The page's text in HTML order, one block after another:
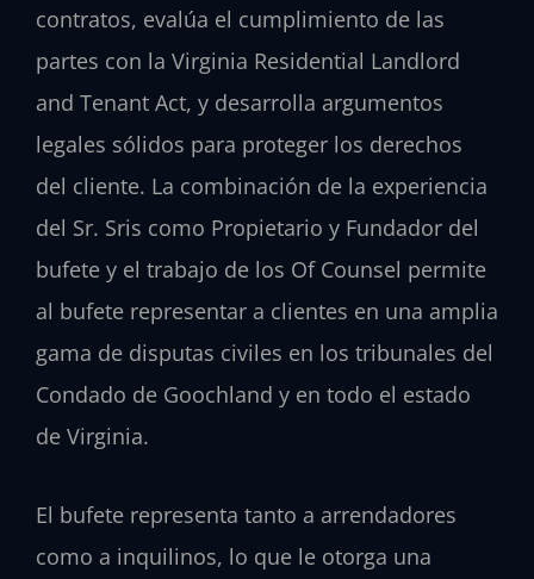
contratos, evalúa el cumplimiento de las
partes con la Virginia Residential Landlord
and Tenant Act, y desarrolla argumentos
legales sólidos para proteger los derechos
del cliente. La combinación de la experiencia
del Sr. Sris como Propietario y Fundador del
bufete y el trabajo de los Of Counsel permite
al bufete representar a clientes en una amplia
gama de disputas civiles en los tribunales del
Condado de Goochland y en todo el estado
de Virginia.
El bufete representa tanto a arrendadores
como a inquilinos, lo que le otorga una